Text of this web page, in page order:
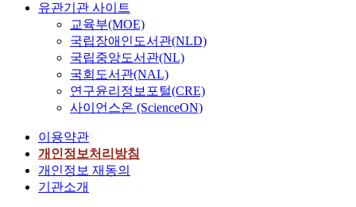
유관기관 사이트
교육부(MOE)
국립장애인도서관(NLD)
국립중앙도서관(NL)
국회도서관(NAL)
연구윤리정보포털(CRE)
사이언스온 (ScienceON)
이용약관
개인정보처리방침
개인정보 재동의
기관소개